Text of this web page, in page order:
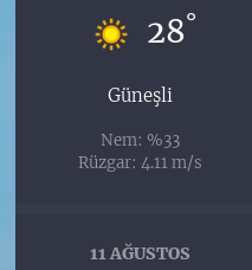
28°
Güneşli
Nem: %33
Rüzgar: 4.11 m/s
11 AĞUSTOS